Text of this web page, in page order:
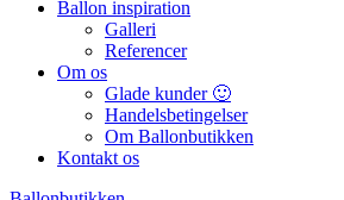
Ballon inspiration
Galleri
Referencer
Om os
Glade kunder 🙂
Handelsbetingelser
Om Ballonbutikken
Kontakt os